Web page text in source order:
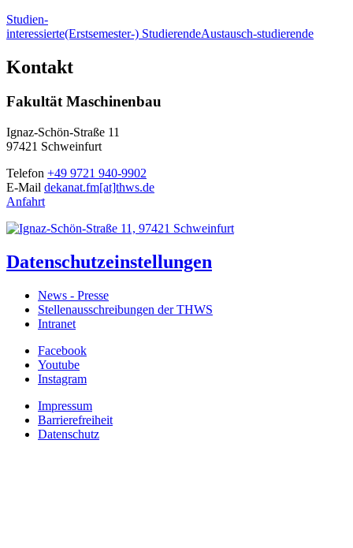
Studien-
interessierte(Erstsemester-) StudierendeAustausch-studierende
Kontakt
Fakultät Maschinenbau
Ignaz-Schön-Straße 11
97421 Schweinfurt
Telefon +49 9721 940-9902
E-Mail dekanat.fm[at]thws.de
Anfahrt
Datenschutzeinstellungen
News - Presse
Stellenausschreibungen der THWS
Intranet
Facebook
Youtube
Instagram
Impressum
Barrierefreiheit
Datenschutz